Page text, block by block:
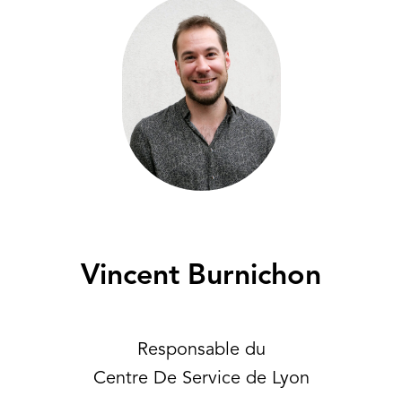
Vincent Burnichon
Responsable du
Centre De Service de Lyon